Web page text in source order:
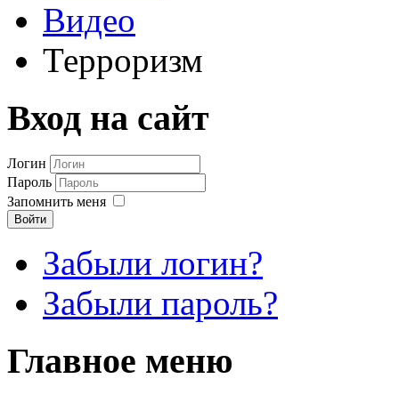
Видео
Терроризм
Вход на сайт
Логин
Пароль
Запомнить меня
Войти
Забыли логин?
Забыли пароль?
Главное меню